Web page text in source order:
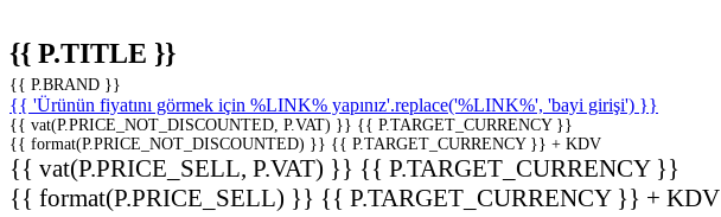
{{ P.TITLE }}
{{ P.BRAND }}
{{ 'Ürünün fiyatını görmek için %LINK% yapınız'.replace('%LINK%', 'bayi girişi') }}
{{ vat(P.PRICE_NOT_DISCOUNTED, P.VAT) }} {{ P.TARGET_CURRENCY }}
{{ format(P.PRICE_NOT_DISCOUNTED) }} {{ P.TARGET_CURRENCY }} + KDV
{{ vat(P.PRICE_SELL, P.VAT) }} {{ P.TARGET_CURRENCY }}
{{ format(P.PRICE_SELL) }} {{ P.TARGET_CURRENCY }} + KDV